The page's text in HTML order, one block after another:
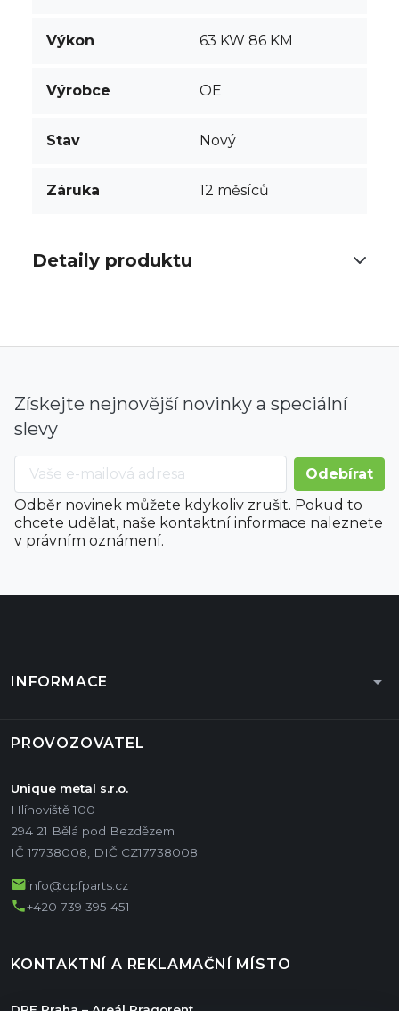
Výkon 63 KW 86 KM
Výrobce OE
Stav Nový
Záruka 12 měsíců
Detaily produktu
Získejte nejnovější novinky a speciální
slevy
Odběr novinek můžete kdykoliv zrušit. Pokud to
chcete udělat, naše kontaktní informace naleznete
v právním oznámení.
INFORMACE arrow_drop_down
PROVOZOVATEL
Unique metal s.r.o.
Hlínoviště 100
294 21 Bělá pod Bezdězem
IČ 17738008, DIČ CZ17738008
mailinfo@dpfparts.cz
phone+420 739 395 451
KONTAKTNÍ A REKLAMAČNÍ MÍSTO